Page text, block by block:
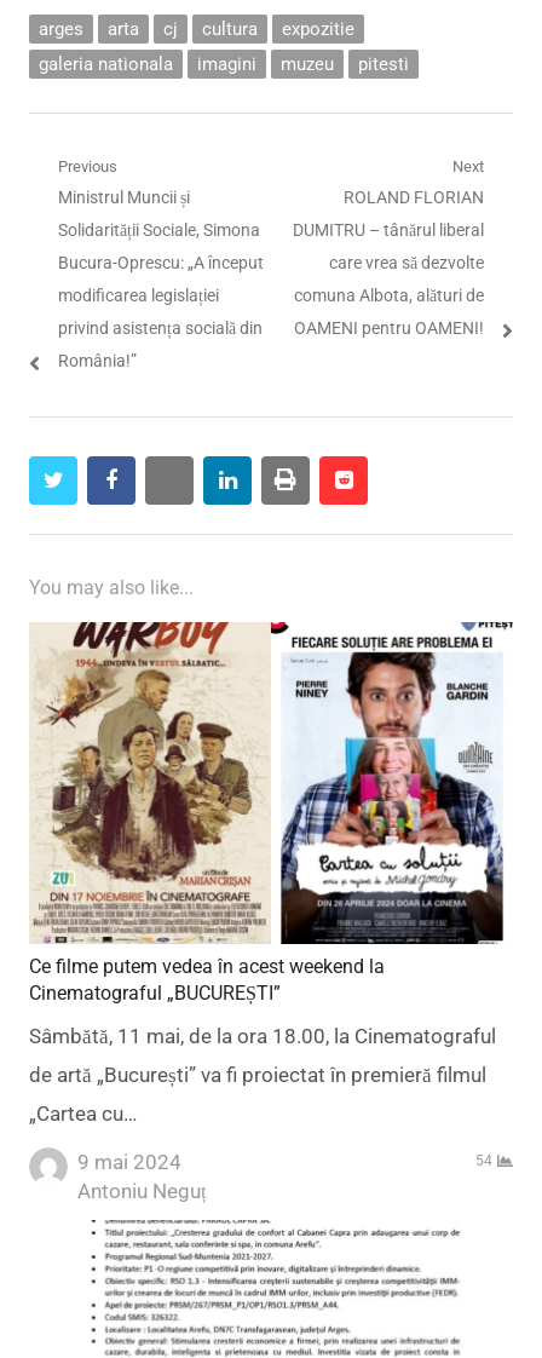
arges arta cj cultura
expozitie
galeria nationala
imagini muzeu pitesti
Navigare
articole
Previous
Previous
post:
Ministrul Muncii și
Solidarității Sociale, Simona
Bucura-Oprescu: „A început
modificarea legislației
privind asistența socială din
România!”
Next
Next
post:
ROLAND FLORIAN
DUMITRU – tânărul liberal
care vrea să dezvolte
comuna Albota, alături de
OAMENI pentru OAMENI!
twitterfacebookwhatsapplinkedinprint reddit
reddit
You may also like...
Ce filme putem vedea în acest weekend la
Cinematograful „BUCUREȘTI”
Sâmbătă, 11 mai, de la ora 18.00, la Cinematograful
de artă „București” va fi proiectat în premieră filmul
„Cartea cu…
9 mai 2024
Author
Antoniu Neguț
54